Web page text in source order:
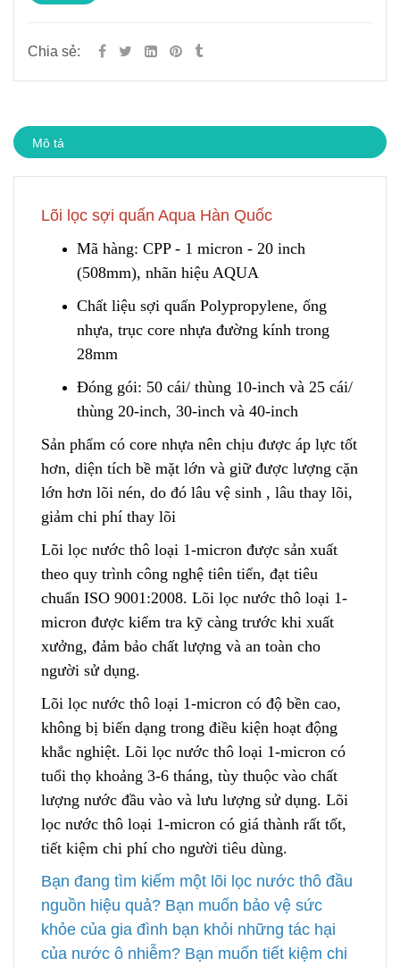
Chia sẻ:
Mô tả
Lõi lọc sợi quấn Aqua Hàn Quốc
Mã hàng: CPP - 1 micron - 20 inch
(508mm), nhãn hiệu AQUA
Chất liệu sợi quấn Polypropylene, ống
nhựa, trục core nhựa đường kính trong
28mm
Đóng gói: 50 cái/ thùng 10-inch và 25 cái/
thùng 20-inch, 30-inch và 40-inch
Sản phẩm có core nhựa nên chịu được áp lực tốt
hơn, diện tích bề mặt lớn và giữ được lượng cặn
lớn hơn lõi nén, do đó lâu vệ sinh , lâu thay lõi,
giảm chi phí thay lõi
Lõi lọc nước thô loại 1-micron được sản xuất
theo quy trình công nghệ tiên tiến, đạt tiêu
chuẩn ISO 9001:2008. Lõi lọc nước thô loại 1-
micron được kiểm tra kỹ càng trước khi xuất
xưởng, đảm bảo chất lượng và an toàn cho
người sử dụng.
Lõi lọc nước thô loại 1-micron có độ bền cao,
không bị biến dạng trong điều kiện hoạt động
khắc nghiệt. Lõi lọc nước thô loại 1-micron có
tuổi thọ khoảng 3-6 tháng, tùy thuộc vào chất
lượng nước đầu vào và lưu lượng sử dụng. Lõi
lọc nước thô loại 1-micron có giá thành rất tốt,
tiết kiệm chi phí cho người tiêu dùng.
Bạn đang tìm kiếm một lõi lọc nước thô đầu
nguồn hiệu quả? Bạn muốn bảo vệ sức
khỏe của gia đình bạn khỏi những tác hại
của nước ô nhiễm? Bạn muốn tiết kiệm chi